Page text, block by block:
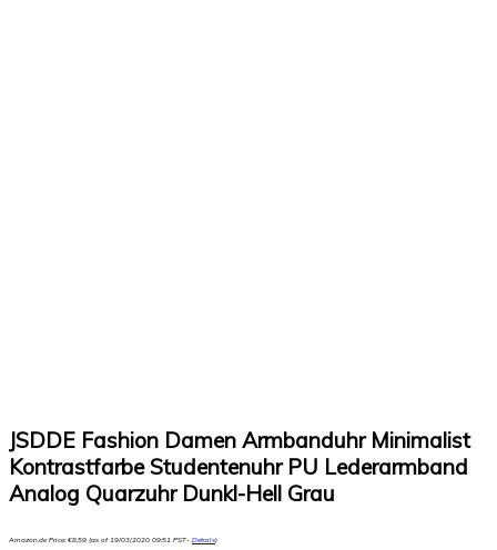
JSDDE Fashion Damen Armbanduhr Minimalist
Kontrastfarbe Studentenuhr PU Lederarmband
Analog Quarzuhr Dunkl-Hell Grau
Amazon.de Price:€8,59 (as of 19/03/2020 09:51 PST- Details)